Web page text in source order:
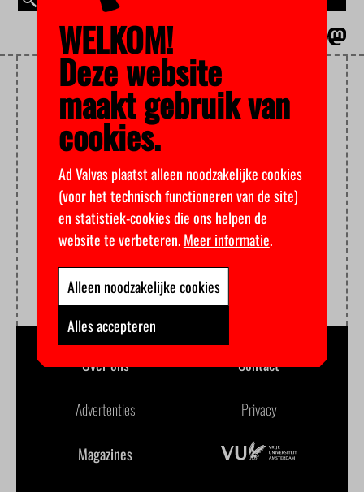
OEIGOEREN
Over ons Contact
Advertenties Privacy
Magazines
WELKOM!
Deze website
maakt gebruik van
cookies.
Ad Valvas plaatst alleen noodzakelijke cookies
(voor het technisch functioneren van de site)
en statistiek-cookies die ons helpen de
website te verbeteren.Meer informatie.
Alleen noodzakelijke cookies
Alles accepteren